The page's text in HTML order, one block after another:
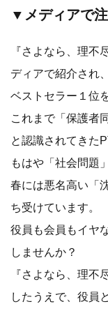
▼メディアで
『さよなら、理不
ディアで紹介され
ベストセラー１位
これまで「保護者
と認識されてきた
もはや「社会問題
春には悪名高い「
ち受けています。
役員も会員もイヤ
しませんか？
『さよなら、理不
したうえで、役員